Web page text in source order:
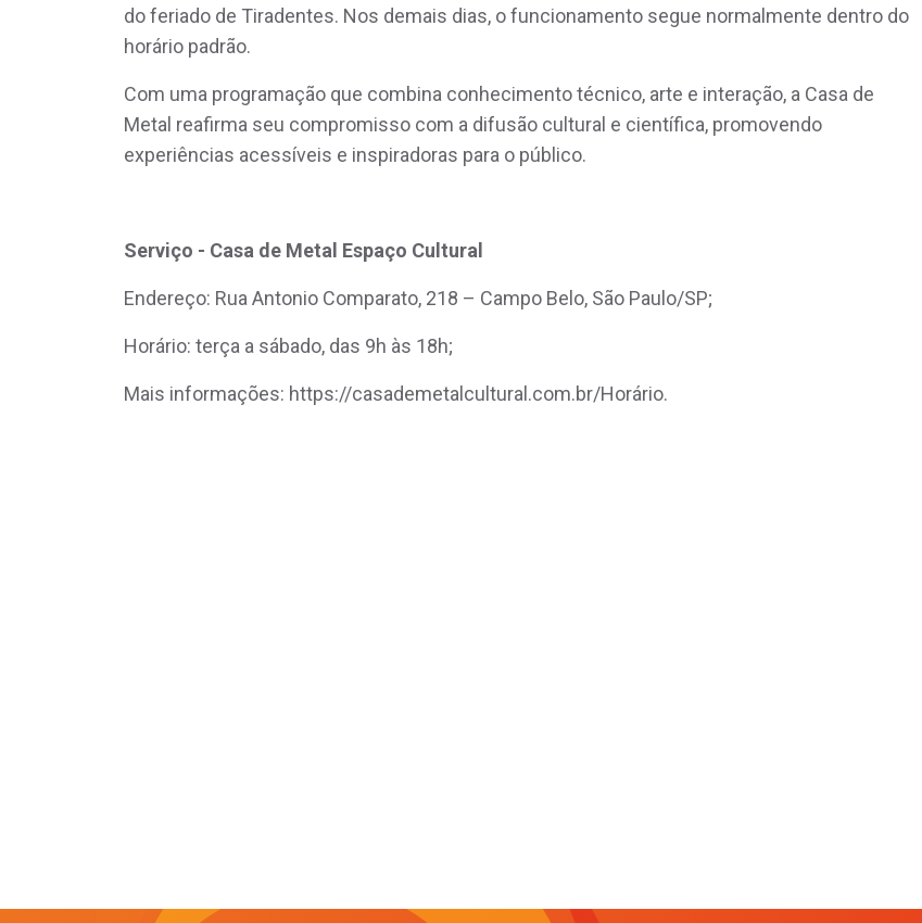
do feriado de Tiradentes. Nos demais dias, o funcionamento segue normalmente dentro do
horário padrão.
Com uma programação que combina conhecimento técnico, arte e interação, a Casa de
Metal reafirma seu compromisso com a difusão cultural e científica, promovendo
experiências acessíveis e inspiradoras para o público.
Serviço - Casa de Metal Espaço Cultural
Endereço: Rua Antonio Comparato, 218 – Campo Belo, São Paulo/SP;
Horário: terça a sábado, das 9h às 18h;
Mais informações: https://casademetalcultural.com.br/Horário.